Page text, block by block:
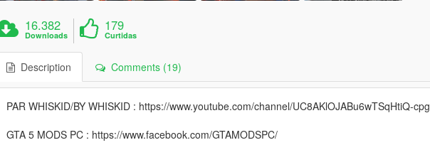
16.382
Downloads
179
Curtidas
Description Comments (19)
PAR WHISKID/BY WHISKID : https://www.youtube.com/channel/UC8AKlOJABu6wTSqHtiQ-cpg
GTA 5 MODS PC : https://www.facebook.com/GTAMODSPC/